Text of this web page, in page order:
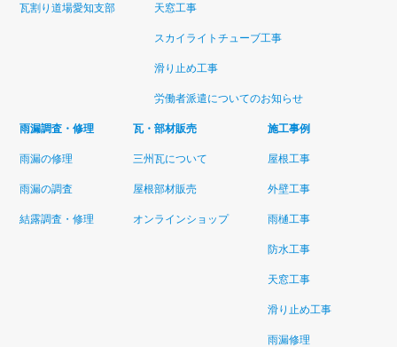
瓦割り道場愛知支部 天窓工事
スカイライトチューブ工事
滑り止め工事
労働者派遣についてのお知らせ
雨漏調査・修理
雨漏の修理
雨漏の調査
結露調査・修理
瓦・部材販売
三州瓦について
屋根部材販売
オンラインショップ
施工事例
屋根工事
外壁工事
雨樋工事
防水工事
天窓工事
滑り止め工事
雨漏修理